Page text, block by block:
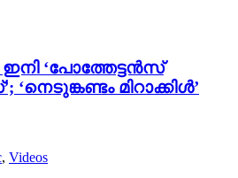
ഇനി ‘പോത്തേട്ടൻസ്
മിറാക്കിൾ’
, Videos